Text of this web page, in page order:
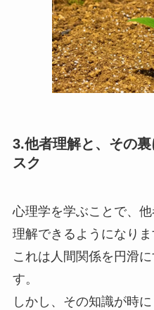
3.他者理解と、その
スク
心理学を学ぶことで、
理解できるようになりま
これは人間関係を円滑
す。
しかし、その知識が時